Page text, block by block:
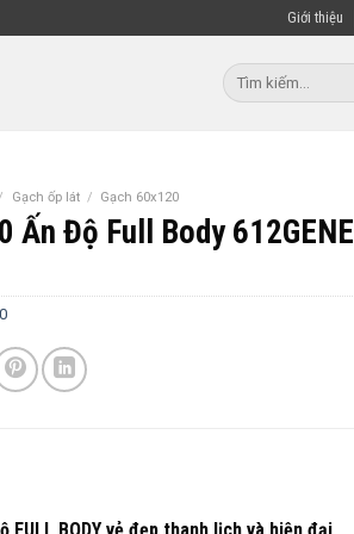
Giới thiệu
Tìm
kiếm:
Gạch ốp lát / Gạch 60x120
Ấn Độ Full Body 612GENE